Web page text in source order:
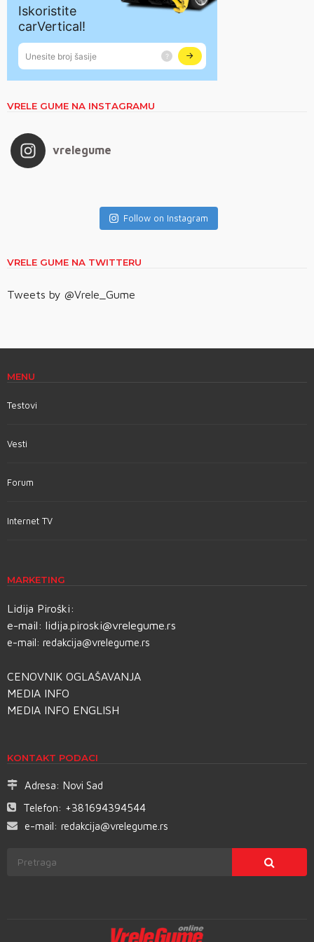
VRELE GUME NA INSTAGRAMU
vrelegume
Follow on Instagram
VRELE GUME NA TWITTERU
Tweets by @Vrele_Gume
MENU
Testovi
Vesti
Forum
Internet TV
MARKETING
Lidija Piroški:
e-mail: lidija.piroski@vrelegume.rs
e-mail: redakcija@vrelegume.rs
CENOVNIK OGLAŠAVANJA
MEDIA INFO
MEDIA INFO ENGLISH
KONTAKT PODACI
Adresa: Novi Sad
Telefon: +381694394544
e-mail: redakcija@vrelegume.rs